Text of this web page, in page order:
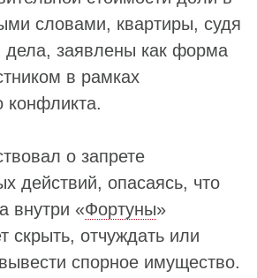
словами, квартиры, судя
дела, заявлены как форма
в рамках
конфликта.
о запрете
действий, опасаясь, что
внутри «Фортуны»
скрыть, отчуждать или
спорное имущество.